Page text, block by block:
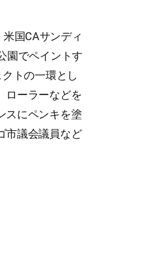
国CAサンディ
園でペイントす
トの一環とし
ローラーなどを
スにペンキを塗
市議会議員など